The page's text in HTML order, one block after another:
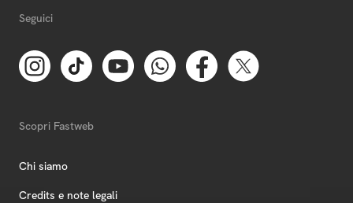
Seguici
Scopri Fastweb
Chi siamo
Credits e note legali